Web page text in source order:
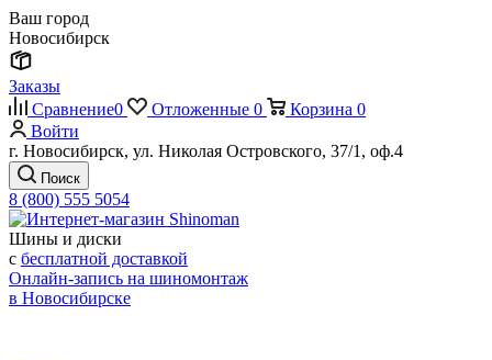
Ваш город
Новосибирск
Заказы
Сравнение0 Отложенные 0 Корзина 0
Войти
г. Новосибирск, ул. Николая Островского, 37/1, оф.4
Поиск
8 (800) 555 5054
Шины и диски
с бесплатной доставкой
Онлайн-запись на шиномонтаж
в Новосибирске